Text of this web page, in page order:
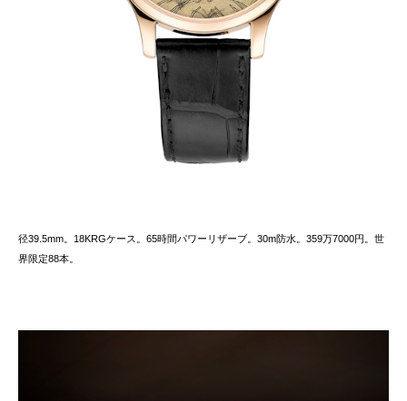
径39.5mm。18KRGケース。65時間パワーリザーブ。30m防水。359万7000円。世
界限定88本。